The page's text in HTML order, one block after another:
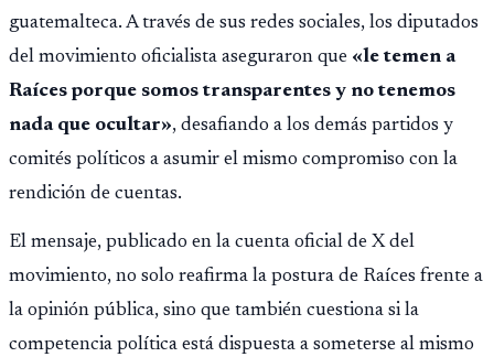
guatemalteca. A través de sus redes sociales, los diputados
del movimiento oficialista aseguraron que «le temen a
Raíces porque somos transparentes y no tenemos
nada que ocultar», desafiando a los demás partidos y
comités políticos a asumir el mismo compromiso con la
rendición de cuentas.
El mensaje, publicado en la cuenta oficial de X del
movimiento, no solo reafirma la postura de Raíces frente a
la opinión pública, sino que también cuestiona si la
competencia política está dispuesta a someterse al mismo